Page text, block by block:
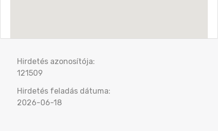
Hirdetés azonosítója:
121509
Hirdetés feladás dátuma:
2026-06-18